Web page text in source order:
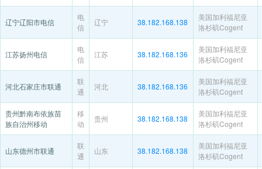
辽宁辽阳市电信
电
信
辽宁 38.182.168.138
美国加利福尼亚
洛杉矶Cogent
江苏扬州电信
电
信
江苏 38.182.168.136
美国加利福尼亚
洛杉矶Cogent
河北石家庄市联通
联
通
河北 38.182.168.136
美国加利福尼亚
洛杉矶Cogent
贵州黔南布依族苗
族自治州移动
移
动
贵州 38.182.168.138
美国加利福尼亚
洛杉矶Cogent
山东德州市联通
联
通
山东 38.182.168.138
美国加利福尼亚
洛杉矶Cogent